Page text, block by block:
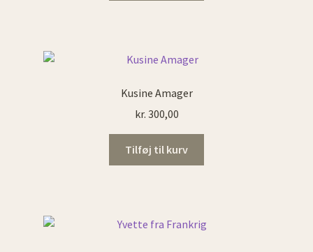
Kusine Amager
kr. 300,00
Tilføj til kurv